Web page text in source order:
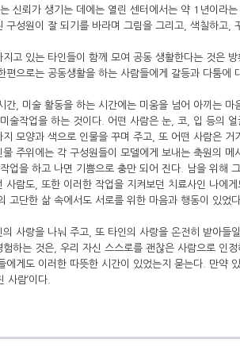
신뢰가 생기는 데에는 열린 센터에서는 약 1년이라
구성원이 잘 되기를 바라며 그림을 그리고, 색칠하고,
고 있는 타인들이 함께 모여 공동 생활한다는 것은
편으로는 공동생활을 하는 사람들에게 갈등과 다툼에
, 미술 활동을 하는 시간에는 미움을 넘어 아끼는 마
술작업을 하는 것이다. 어떤 사람은 눈, 코, 입 등의
지 모양과 색으로 인물을 꾸며 주고, 또 어떤 사람은 거
물 주위에는 각 구성원들이 모델에게 보내는 축원의
업을 하고 나면 기쁨으로 충만 되어 진다. 남을 위해
사람도, 또한 이러한 작업을 지켜보던 치료사인 나에
고단한 삶 속에서도 서로를 위한 마음과 행동이 있었
사랑을 나눠 주고, 또 타인의 사랑을 온전히 받아들
험하는 것은, 우리 자신 스스로를 괜찮은 사람으로 인
게도 이러한 따뜻한 시간이 있었는지 묻는다. 만약
사람’이다.